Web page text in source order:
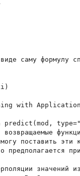
саму формулу
with
predict(mod,
возвращаемые
поставить эти